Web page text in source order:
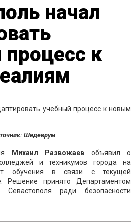
начал
к
Шедеврум
Михаил Развожаев объявил о
и техникумов города на
обучения в связи с текущей
Решение принято Департаментом
ради безопасности